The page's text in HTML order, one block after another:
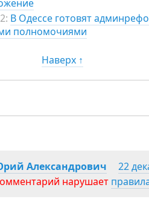
В Одессе готовят
полномочиями
Наверх ↑
Александрович
22
нарушает